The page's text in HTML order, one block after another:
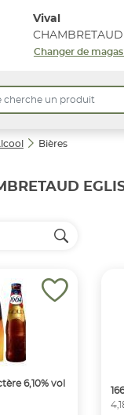
Vival
Changer de
Bières
6,10% vol